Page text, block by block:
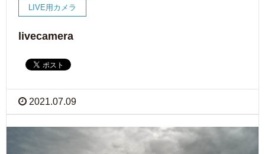
LIVE用カメラ
livecamera
2021.07.09